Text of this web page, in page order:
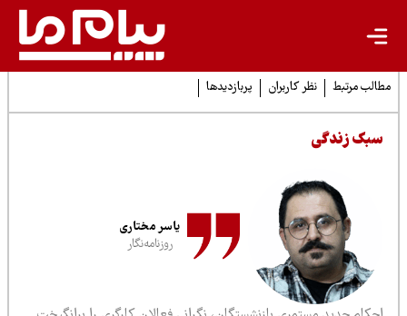
مرتبط نظر کاربران پربازدیدها
زندگی
یاسر مختاری
روزنامه‌نگار